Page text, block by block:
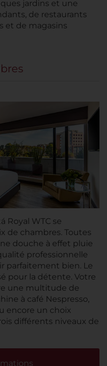
jardins et une
de restaurants
et de magasins
Royal WTC se
de chambres. Toutes
douche à effet pluie
professionnelle
parfaitement bien. Le
pour la détente. Votre
une multitude de
à café Nespresso,
encore un choix
différents niveaux de